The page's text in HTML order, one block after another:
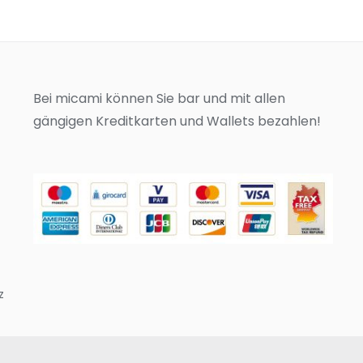
Bei micami können Sie bar und mit allen
gängigen Kreditkarten und Wallets bezahlen!